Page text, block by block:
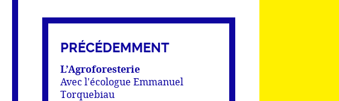
PRÉCÉDEMMENT
L’Agroforesterie
Avec l'écologue Emmanuel
Torquebiau